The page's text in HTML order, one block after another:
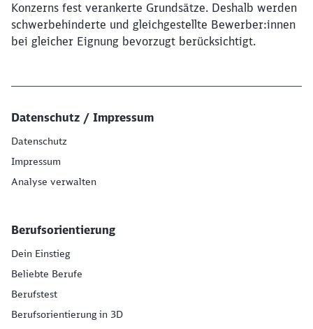
Konzerns fest verankerte Grundsätze. Deshalb werden
schwerbehinderte und gleichgestellte Bewerber:innen
bei gleicher Eignung bevorzugt berücksichtigt.
Datenschutz / Impressum
Datenschutz
Impressum
Analyse verwalten
Berufsorientierung
Dein Einstieg
Beliebte Berufe
Berufstest
Berufsorientierung in 3D